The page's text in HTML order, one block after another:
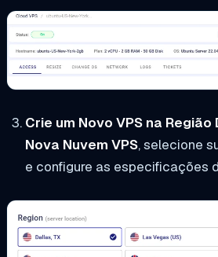
Crie um Novo VPS na
Nova Nuvem VPS, selecione
e configure as especificações